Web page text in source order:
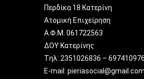
Περδίκα 18 Κατερίνη
Ατομική Επιχείρηση
Α.Φ.Μ. 061722563
ΔΟΥ Κατερίνης
Tηλ: 2351026836 –
E-mail: pieriasocial@gmail.com